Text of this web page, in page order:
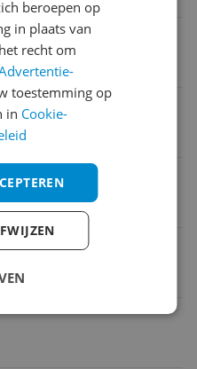
stand
beroepen op
in plaats van
recht om
toestemming op
in Cookie-